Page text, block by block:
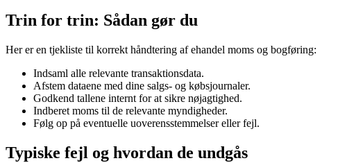
Trin for trin: Sådan gør du
Her er en tjekliste til korrekt håndtering af ehandel moms og bogføring:
Indsaml alle relevante transaktionsdata.
Afstem dataene med dine salgs- og købsjournaler.
Godkend tallene internt for at sikre nøjagtighed.
Indberet moms til de relevante myndigheder.
Følg op på eventuelle uoverensstemmelser eller fejl.
Typiske fejl og hvordan de undgås